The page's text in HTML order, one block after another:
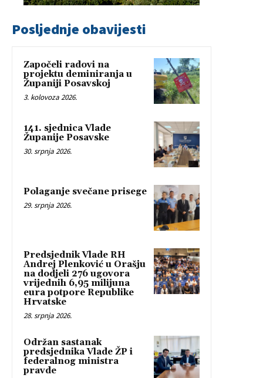
Posljednje obavijesti
Započeli radovi na
projektu deminiranja u
Županiji Posavskoj
3. kolovoza 2026.
141. sjednica Vlade
Županije Posavske
30. srpnja 2026.
Polaganje svečane prisege
29. srpnja 2026.
Predsjednik Vlade RH
Andrej Plenković u Orašju
na dodjeli 276 ugovora
vrijednih 6,95 milijuna
eura potpore Republike
Hrvatske
28. srpnja 2026.
Održan sastanak
predsjednika Vlade ŽP i
federalnog ministra
pravde